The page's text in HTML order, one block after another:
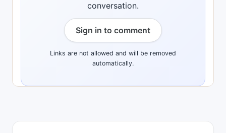
conversation.
Sign in to comment
Links are not allowed and will be removed
automatically.